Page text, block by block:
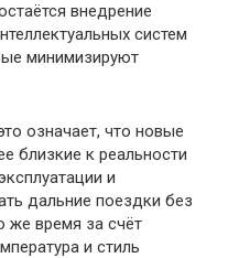
внедрение
систем
минимизируют
означает, что новые
близкие к реальности
и
дальние поездки без
же время за счёт
и стиль